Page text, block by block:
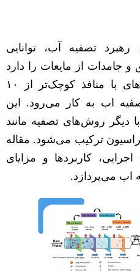
MF (MF) به عنوان 1 رهبرد تصفیه آب، توانایی
جامدات از مایعات را دارد
و با به کاربردن از فیلترهای با منافذ کوچک‌تر از ۱۰
اب به کار می‌رود. این
دیگر روش‌های تصفیه مانند
ترکیب می‌شود. مقاله
کاربردها و مزایای
اب می‌پردازد.